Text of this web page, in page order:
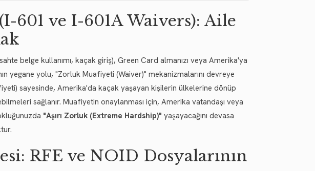
ve I-601A Waivers): Aile
belge kullanımı, kaçak giriş), Green Card almanızı veya Amerika'ya
yegane yolu, "Zorluk Muafiyeti (Waiver)" mekanizmalarını devreye
sayesinde, Amerika'da kaçak yaşayan kişilerin ülkelerine dönüp
sağlanır. Muafiyetin onaylanması için, Amerika vatandaşı veya
"Aşırı Zorluk (Extreme Hardship)" yaşayacağını devasa
RFE ve NOID Dosyalarının